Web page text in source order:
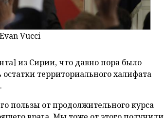
Vucci
из Сирии, что давно пора было
территориального халифата
пользы от продолжительного курса